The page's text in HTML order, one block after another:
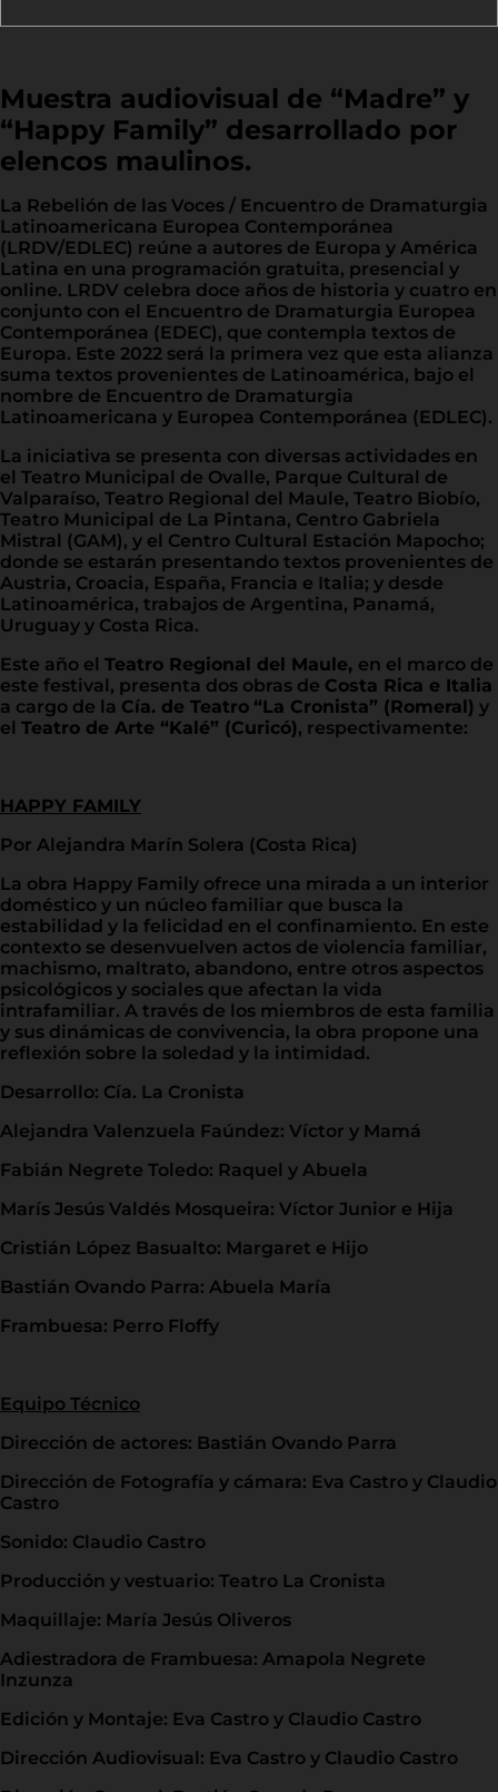
Muestra audiovisual de “Madre” y
“Happy Family” desarrollado por
elencos maulinos.
La Rebelión de las Voces / Encuentro de Dramaturgia
Latinoamericana Europea Contemporánea
(LRDV/EDLEC) reúne a autores de Europa y América
Latina en una programación gratuita, presencial y
online. LRDV celebra doce años de historia y cuatro en
conjunto con el Encuentro de Dramaturgia Europea
Contemporánea (EDEC), que contempla textos de
Europa. Este 2022 será la primera vez que esta alianza
suma textos provenientes de Latinoamérica, bajo el
nombre de Encuentro de Dramaturgia
Latinoamericana y Europea Contemporánea (EDLEC).
La iniciativa se presenta con diversas actividades en
el Teatro Municipal de Ovalle, Parque Cultural de
Valparaíso, Teatro Regional del Maule, Teatro Biobío,
Teatro Municipal de La Pintana, Centro Gabriela
Mistral (GAM), y el Centro Cultural Estación Mapocho;
donde se estarán presentando textos provenientes de
Austria, Croacia, España, Francia e Italia; y desde
Latinoamérica, trabajos de Argentina, Panamá,
Uruguay y Costa Rica.
Este año el Teatro Regional del Maule, en el marco de
este festival, presenta dos obras de Costa Rica e Italia
a cargo de la Cía. de Teatro “La Cronista” (Romeral) y
el Teatro de Arte “Kalé” (Curicó), respectivamente:
HAPPY FAMILY
Por Alejandra Marín Solera (Costa Rica)
La obra Happy Family ofrece una mirada a un interior
doméstico y un núcleo familiar que busca la
estabilidad y la felicidad en el confinamiento. En este
contexto se desenvuelven actos de violencia familiar,
machismo, maltrato, abandono, entre otros aspectos
psicológicos y sociales que afectan la vida
intrafamiliar. A través de los miembros de esta familia
y sus dinámicas de convivencia, la obra propone una
reflexión sobre la soledad y la intimidad.
Desarrollo: Cía. La Cronista
Alejandra Valenzuela Faúndez: Víctor y Mamá
Fabián Negrete Toledo: Raquel y Abuela
Marís Jesús Valdés Mosqueira: Víctor Junior e Hija
Cristián López Basualto: Margaret e Hijo
Bastián Ovando Parra: Abuela María
Frambuesa: Perro Floffy
Equipo Técnico
Dirección de actores: Bastián Ovando Parra
Dirección de Fotografía y cámara: Eva Castro y Claudio
Castro
Sonido: Claudio Castro
Producción y vestuario: Teatro La Cronista
Maquillaje: María Jesús Oliveros
Adiestradora de Frambuesa: Amapola Negrete
Inzunza
Edición y Montaje: Eva Castro y Claudio Castro
Dirección Audiovisual: Eva Castro y Claudio Castro